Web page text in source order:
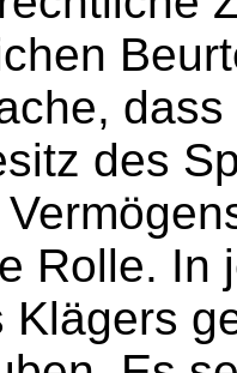
des
Rolle. In
Klägers